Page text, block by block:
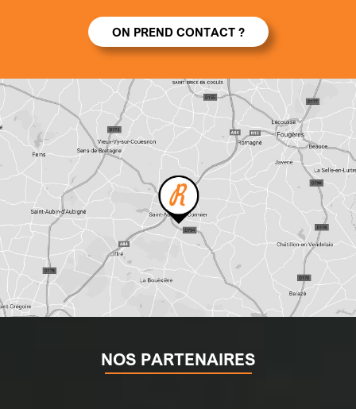
ON PREND CONTACT ?
NOS PARTENAIRES